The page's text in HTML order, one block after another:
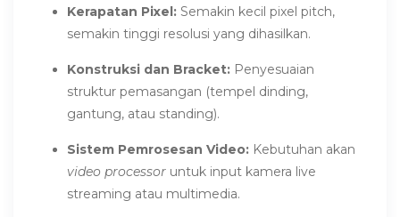
Kerapatan Pixel: Semakin kecil pixel pitch,
semakin tinggi resolusi yang dihasilkan.
Konstruksi dan Bracket: Penyesuaian
struktur pemasangan (tempel dinding,
gantung, atau standing).
Sistem Pemrosesan Video: Kebutuhan akan
video processor untuk input kamera live
streaming atau multimedia.